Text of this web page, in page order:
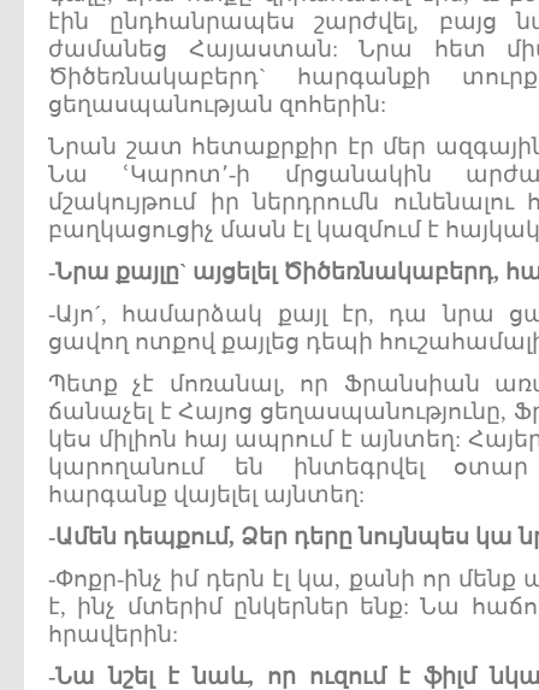
էին ընդհանրապես շարժվել, բայց
ժամանեց Հայաստան: Նրա հետ
Ծիծեռնակաբերդ` հարգանքի
ցեղասպանության զոհերին:
Նրան շատ հետաքրքիր էր մեր
Նա ՙԿարոտ՚-ի մրցանակին
մշակույթում իր ներդրումն
բաղկացուցիչ մասն էլ կազմում է
-Նրա քայլը` այցելել Ծիծեռնակաբերդ,
-Այո´, համարձակ քայլ էր, դա նրա
ցավող ոտքով քայլեց դեպի
Պետք չէ մոռանալ, որ Ֆրանսիան
ճանաչել է Հայոց ցեղասպանությունը,
կես միլիոն հայ ապրում է այնտեղ:
կարողանում են ինտեգրվել
հարգանք վայելել այնտեղ:
-Ամեն դեպքում, Ձեր դերընույնպես կա
-Փոքր-ինչ իմ դերն էլ կա, քանի որ
է, ինչ մտերիմ ընկերներ ենք: Նա
հրավերին:
-Նանշել էնաև, որ ուզում էֆիլմ